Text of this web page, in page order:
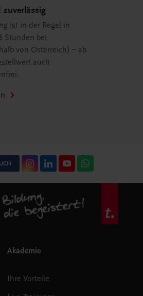
zuverlässig
ist in der Regel in
Stunden bei
von Österreich) – ab
auch
Akademie
Ihre Vorteile